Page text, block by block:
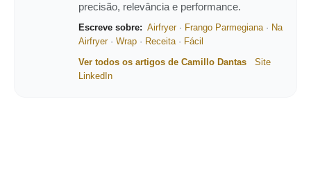
precisão, relevância e performance.
Escreve sobre: Airfryer· Frango Parmegiana· Na
Airfryer· Wrap · Receita· Fácil
Ver todos os artigos de Camillo Dantas
Site
LinkedIn